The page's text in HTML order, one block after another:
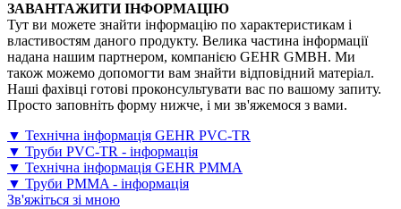
ЗАВАНТАЖИТИ ІНФОРМАЦІЮ
Тут ви можете знайти інформацію по характеристикам і
властивостям даного продукту. Велика частина інформації
надана нашим партнером, компанією GEHR GMBH. Ми
також можемо допомогти вам знайти відповідний матеріал.
Наші фахівці готові проконсультувати вас по вашому запиту.
Просто заповніть форму нижче, і ми зв'яжемося з вами.
▼ Технічна інформація GEHR PVC-TR
▼ Труби PVC-TR - інформація
▼ Технічна інформація GEHR PMMA
▼ Труби PMMA - інформація
Зв'яжіться зі мною